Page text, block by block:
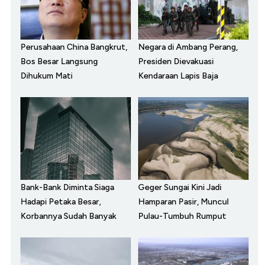
Perusahaan China Bangkrut,
Bos Besar Langsung
Dihukum Mati
Negara di Ambang Perang,
Presiden Dievakuasi
Kendaraan Lapis Baja
Bank-Bank Diminta Siaga
Hadapi Petaka Besar,
Korbannya Sudah Banyak
Geger Sungai Kini Jadi
Hamparan Pasir, Muncul
Pulau-Tumbuh Rumput